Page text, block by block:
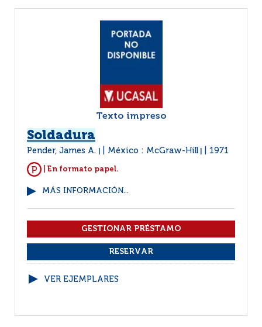
Texto impreso
Soldadura
Pender, James A. México : McGraw-Hill 1971
| En formato papel.
MÁS INFORMACIÓN...
VER EJEMPLARES